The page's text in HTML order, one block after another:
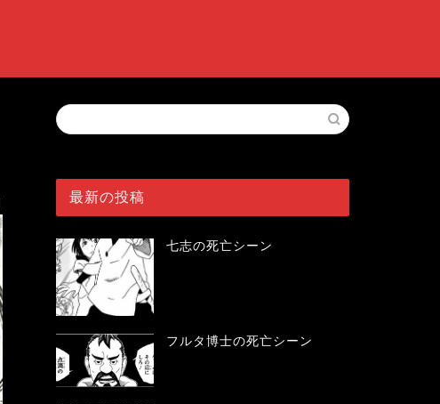
最新の投稿
七志の死亡シーン
フルタ博士の死亡シーン